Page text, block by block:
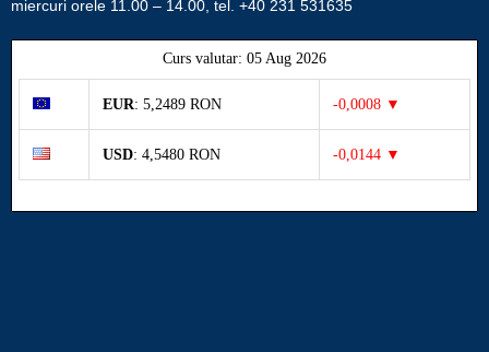
miercuri orele 11.00 – 14.00, tel. +40 231 531635
Curs valutar: 05 Aug 2026
EUR: 5,2489 RON -0,0008 ▼
USD: 4,5480 RON -0,0144 ▼